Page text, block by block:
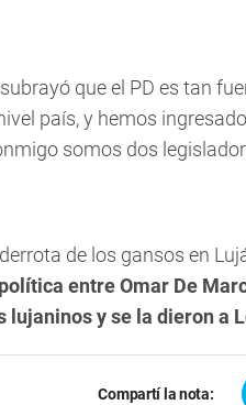
que el PD es tan
país, y hemos
somos dos
de los gansos en
política entre Omar De
y se la dieron a
Compartí la nota: